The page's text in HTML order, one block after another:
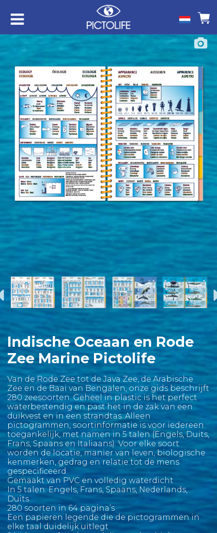
Indische Oceaan en Rode
Zee Marine Pictolife
Van de Rode Zee tot de Java Zee, de Arabische
Zee en de Baai van Bengalen, onze gids beschrijft
280 zeesoorten. Geheel in plastic is het perfect
waterbestendig en past het in de zak van een
duikvest en in een strandtas. Alleen
pictogrammen, soortinformatie is voor iedereen
toegankelijk, met namen in 5 talen (Engels, Duits,
Frans, Spaans en Italiaans). Voor elke soort
worden de locatie, manier van leven, biologische
kenmerken, gedrag en relatie tot de mens
gespecificeerd.
Gemaakt van PVC en volledig waterdicht
In 5 talen: Engels, Frans, Spaans, Nederlands,
Duits
280 soorten in 64 pagina’s
Een papieren legende die de pictogrammen in
elke taal duidelijk uitlegt